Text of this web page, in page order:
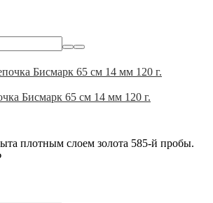
Бисмарк 65 см 14 мм 120 г.
плотным слоем золота 585-й пробы.